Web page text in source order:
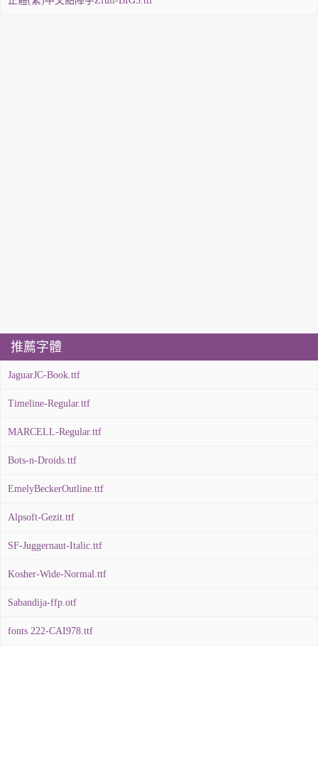
推薦字體
JaguarJC-Book.ttf
Timeline-Regular.ttf
MARCELL-Regular.ttf
Bots-n-Droids.ttf
EmelyBeckerOutline.ttf
Alpsoft-Gezit.ttf
SF-Juggernaut-Italic.ttf
Kosher-Wide-Normal.ttf
Sabandija-ffp.otf
fonts 222-CAI978.ttf